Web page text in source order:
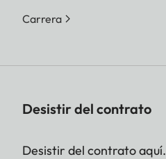
Carrera
Desistir del contrato
Desistir del contrato aquí.